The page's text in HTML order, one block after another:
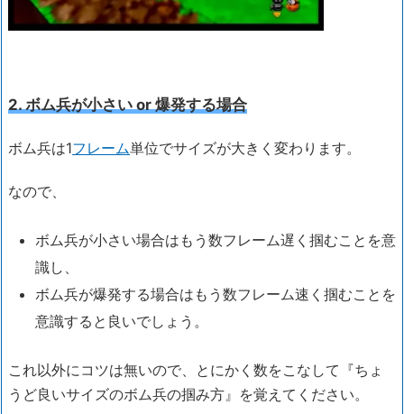
2. ボム兵が小さい or 爆発する場合
ボム兵は1フレーム単位でサイズが大きく変わります。
なので、
ボム兵が小さい場合はもう数フレーム遅く掴むことを意
識し、
ボム兵が爆発する場合はもう数フレーム速く掴むことを
意識すると良いでしょう。
これ以外にコツは無いので、とにかく数をこなして『ちょ
うど良いサイズのボム兵の掴み方』を覚えてください。